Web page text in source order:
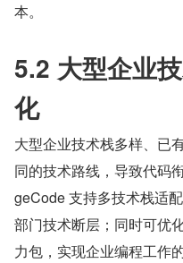
本。
5.2 大型企业
化
大型企业技术栈多样、已
同的技术路线，导致代码
geCode 支持多技术栈适
部门技术断层；同时可优
力包，实现企业编程工作